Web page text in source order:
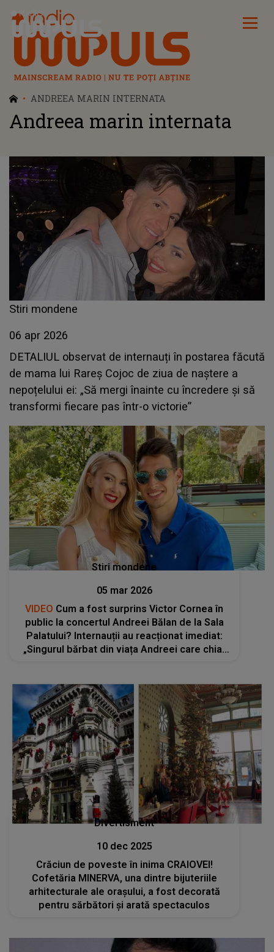
Radio Impuls
ANDREEA MARIN INTERNATA
Andreea marin internata
Stiri mondene
06 apr 2026
DETALIUL observat de internauți în postarea făcută
de mama lui Rareș Cojoc de ziua de naștere a
nepoțelului ei: „Să mergi înainte cu încredere și să
transformi fiecare pas într-o victorie”
Stiri mondene
05 mar 2026
VIDEO Cum a fost surprins Victor Cornea în
public la concertul Andreei Bălan de la Sala
Palatului? Internauții au reacționat imediat:
„Singurul bărbat din viața Andreei care chiar
Divertisment
10 dec 2025
Crăciun de poveste în inima CRAIOVEI!
Cofetăria MINERVA, una dintre bijuteriile
arhitecturale ale orașului, a fost decorată
pentru sărbători și arată spectaculos